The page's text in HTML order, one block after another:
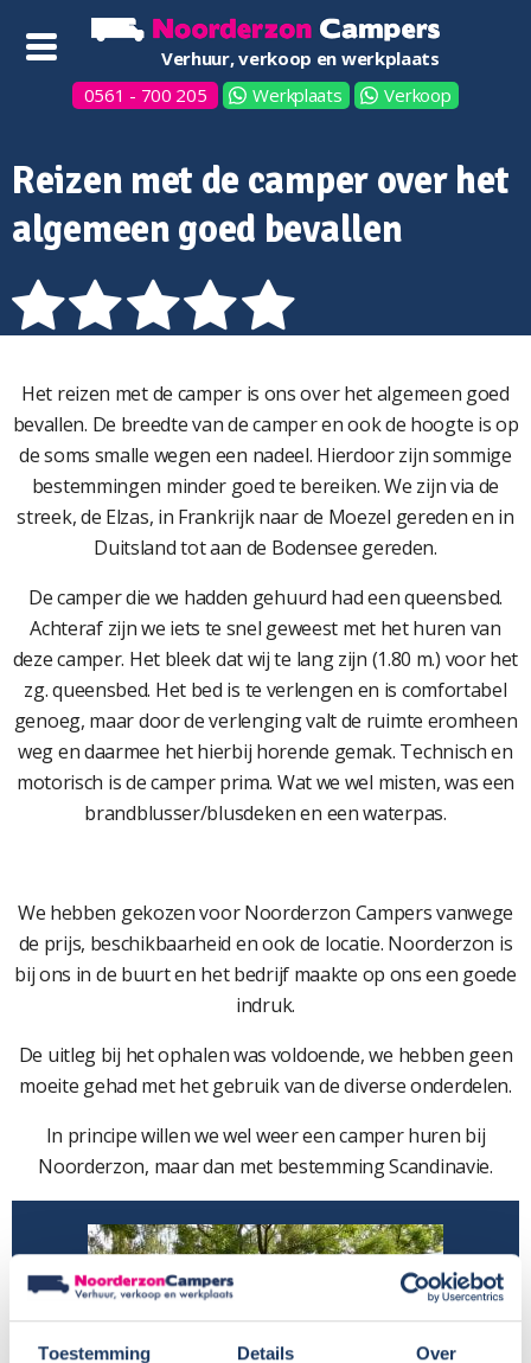
Toestemming Details Over
Verhuur, verkoop en werkplaats
0561 - 700 205
Werkplaats Verkoop
Reizen met de camper over het
algemeen goed bevallen
Het reizen met de camper is ons over het algemeen goed
bevallen. De breedte van de camper en ook de hoogte is op
de soms smalle wegen een nadeel. Hierdoor zijn sommige
bestemmingen minder goed te bereiken. We zijn via de
streek, de Elzas, in Frankrijk naar de Moezel gereden en in
Duitsland tot aan de Bodensee gereden.
De camper die we hadden gehuurd had een queensbed.
Achteraf zijn we iets te snel geweest met het huren van
deze camper. Het bleek dat wij te lang zijn (1.80 m.) voor het
zg. queensbed. Het bed is te verlengen en is comfortabel
genoeg, maar door de verlenging valt de ruimte eromheen
weg en daarmee het hierbij horende gemak. Technisch en
motorisch is de camper prima. Wat we wel misten, was een
brandblusser/blusdeken en een waterpas.
We hebben gekozen voor Noorderzon Campers vanwege
de prijs, beschikbaarheid en ook de locatie. Noorderzon is
bij ons in de buurt en het bedrijf maakte op ons een goede
indruk.
De uitleg bij het ophalen was voldoende, we hebben geen
moeite gehad met het gebruik van de diverse onderdelen.
In principe willen we wel weer een camper huren bij
Noorderzon, maar dan met bestemming Scandinavie.